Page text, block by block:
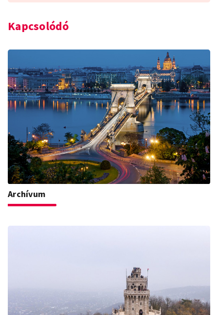
Kapcsolódó
Archívum